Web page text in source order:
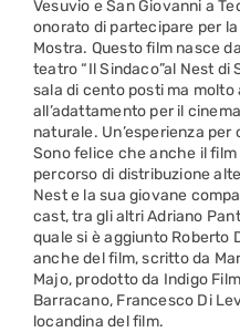
Vesuvio e San Giovanni a
onorato di partecipare per
Mostra. Questo film nasce
teatro “Il Sindaco”al Nest di
sala di cento posti ma
all’adattamento per il
naturale. Un’esperienza
Sono felice che anche il
percorso di distribuzione
Nest e la sua giovane
cast, tra gli altri Adriano
quale si è aggiunto Roberto
anche del film, scritto da
Majo, prodotto da Indigo
Barracano, Francesco Di
locandina del film.